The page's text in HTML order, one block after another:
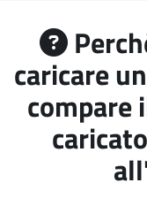
caricare
compare